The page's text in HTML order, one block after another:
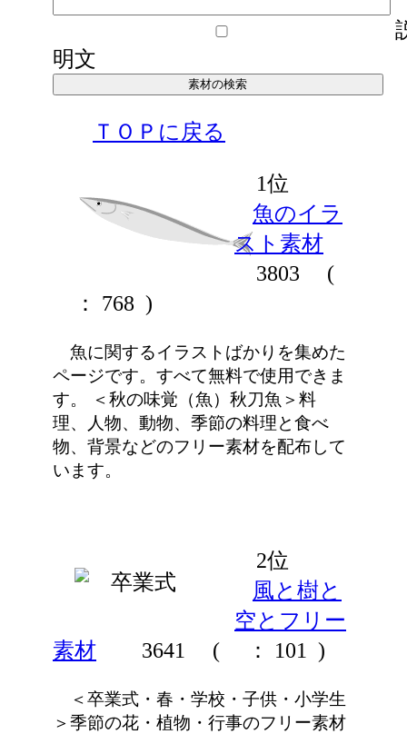
明文
ＴＯＰに戻る
1位
魚のイラ
スト素材
3803
(
： 768 )
魚に関するイラストばかりを集めた
ページです。すべて無料で使用できま
す。 ＜秋の味覚（魚）秋刀魚＞料
理、人物、動物、季節の料理と食べ
物、背景などのフリー素材を配布して
います。
2位
風と樹と
空とフリー
素材
3641 ( ： 101 )
＜卒業式・春・学校・子供・小学生
＞季節の花・植物・行事のフリー素材